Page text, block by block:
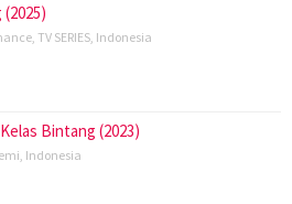
TV SERIES Indonesia
Bintang (2023)
Indonesia